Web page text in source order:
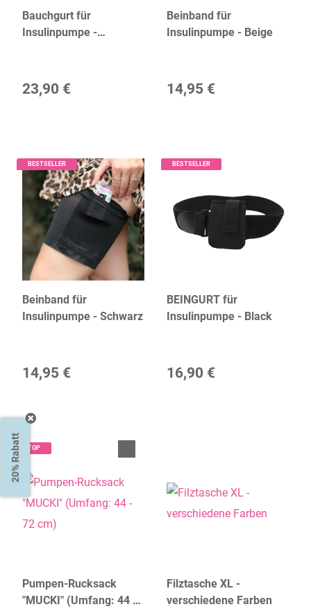
Bauchgurt für
Insulinpumpe -
23,90 €
Beinband für
Insulinpumpe - Beige
14,95 €
BESTSELLER
Beinband für
Insulinpumpe - Schwarz
14,95 €
BESTSELLER
BEINGURT für
Insulinpumpe - Black
16,90 €
TOP
Pumpen-Rucksack
"MUCKI" (Umfang: 44 -
Filztasche XL -
verschiedene Farben
20% Rabatt